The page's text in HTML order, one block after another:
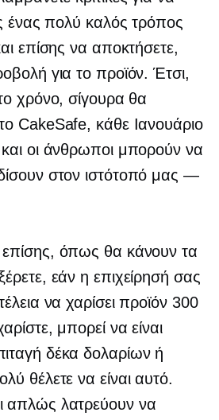
ένας πολύ καλός τρόπος
επίσης να αποκτήσετε,
για το προϊόν. Έτσι,
χρόνο, σίγουρα θα
CakeSafe, κάθε Ιανουάριο
οι άνθρωποι μπορούν να
στον ιστότοπό μας —
όπως θα κάνουν τα
εάν η επιχείρησή σας
να χαρίσει προϊόν 300
μπορεί να είναι
δέκα δολαρίων ή
θέλετε να είναι αυτό.
απλώς λατρεύουν να